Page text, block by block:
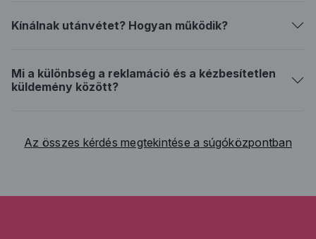
Kínálnak utánvétet? Hogyan működik?
Mi a különbség a reklamáció és a kézbesítetlen
küldemény között?
Az összes kérdés megtekintése a súgóközpontban